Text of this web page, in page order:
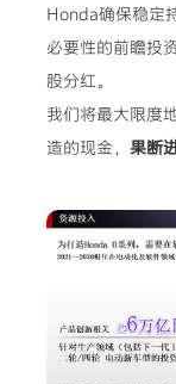
Honda确保稳定
必要性的前瞻投
股分红。
我们将最大限度
造的现金， 果断